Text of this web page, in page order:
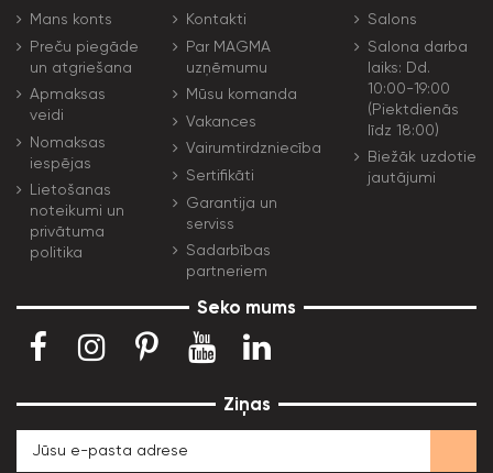
Mans konts
Preču piegāde
un atgriešana
Apmaksas
veidi
Nomaksas
iespējas
Lietošanas
noteikumi un
privātuma
politika
Kontakti
Par MAGMA
uzņēmumu
Mūsu komanda
Vakances
Vairumtirdzniecība
Sertifikāti
Garantija un
serviss
Sadarbības
partneriem
Salons
Salona darba
laiks: Dd.
10:00-19:00
(Piektdienās
līdz 18:00)
Biežāk uzdotie
jautājumi
Seko mums
Ziņas